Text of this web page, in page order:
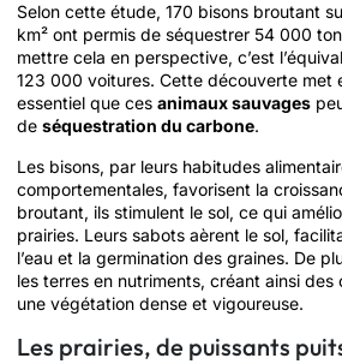
Selon cette étude, 170 bisons broutant
km² ont permis de séquestrer 54 000
mettre cela en perspective, c’est
123 000 voitures. Cette découverte met
essentiel que ces animaux sauvages
de séquestration du carbone.
Les bisons, par leurs habitudes
comportementales, favorisent la
broutant, ils stimulent le sol, ce qui
prairies. Leurs sabots aèrent le sol,
l’eau et la germination des graines. De
les terres en nutriments, créant ainsi
une végétation dense et vigoureuse.
Les prairies, de puissants